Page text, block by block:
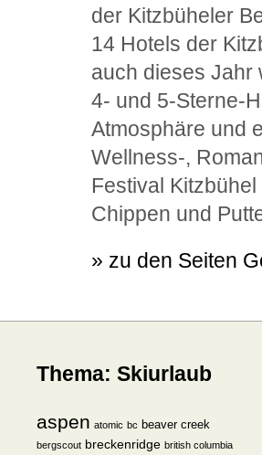
der Kitzbüheler
14 Hotels der
auch dieses Jahr
4- und 5-Sterne-
Atmosphäre und
Wellness-,
Festival
Chippen und
» zu den Seiten
Thema: Skiurlaub
aspen atomic bc beaver creek
bergscout breckenridge british columbia